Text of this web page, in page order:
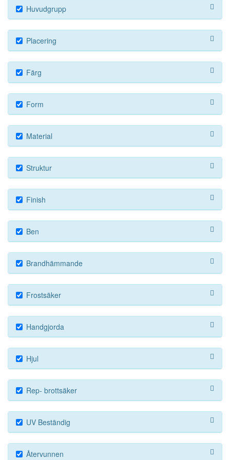
Huvudgrupp
Placering
Färg
Form
Material
Struktur
Finish
Ben
Brandhämmande
Frostsäker
Handgjorda
Hjul
Rep- brottsäker
UV Beständig
Återvunnen